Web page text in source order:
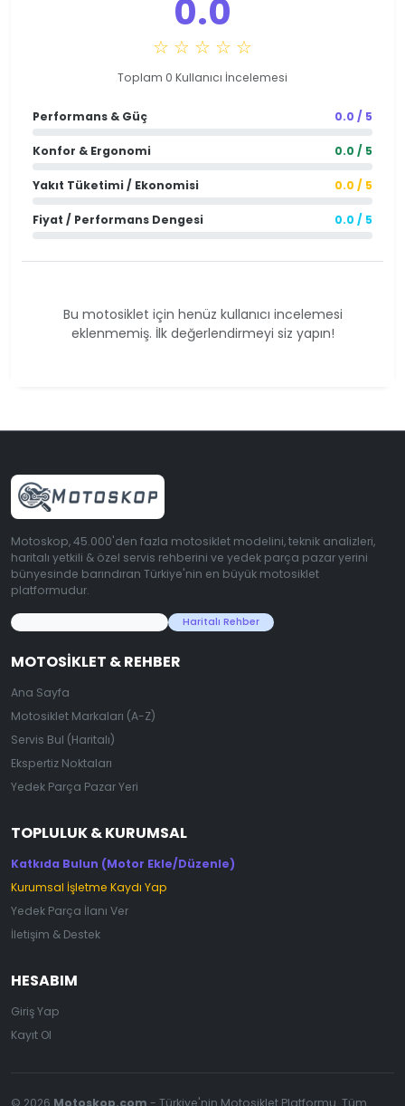
0.0
☆ ☆ ☆ ☆ ☆
Toplam 0 Kullanıcı İncelemesi
Performans & Güç 0.0 / 5
Konfor & Ergonomi 0.0 / 5
Yakıt Tüketimi / Ekonomisi 0.0 / 5
Fiyat / Performans Dengesi 0.0 / 5
Bu motosiklet için henüz kullanıcı incelemesi
eklenmemiş. İlk değerlendirmeyi siz yapın!
Motoskop, 45.000'den fazla motosiklet modelini, teknik analizleri,
haritalı yetkili & özel servis rehberini ve yedek parça pazar yerini
bünyesinde barındıran Türkiye'nin en büyük motosiklet
platformudur.
Haritalı Rehber
MOTOSIKLET & REHBER
Ana Sayfa
Motosiklet Markaları (A-Z)
Servis Bul (Haritalı)
Ekspertiz Noktaları
Yedek Parça Pazar Yeri
TOPLULUK & KURUMSAL
Katkıda Bulun (Motor Ekle/Düzenle)
Kurumsal İşletme Kaydı Yap
Yedek Parça İlanı Ver
İletişim & Destek
HESABIM
Giriş Yap
Kayıt Ol